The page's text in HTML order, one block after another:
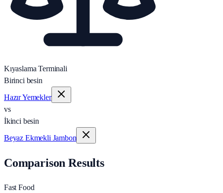
Kıyaslama Terminali
Birinci besin
Hazır Yemekler
vs
İkinci besin
Beyaz Ekmekli Jambon
Comparison Results
Fast Food